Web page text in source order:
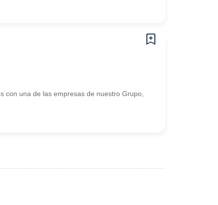
con una de las empresas de nuestro Grupo,